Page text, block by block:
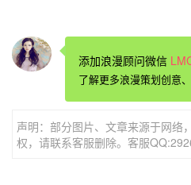
求婚的方式有很多种，在餐厅
个理由，选一家高档的、安静
置，串通好服务员。你可以提
方式来打动女孩，一般在餐厅
者是小提琴师为你们演奏一曲
添加浪漫顾问微信
了解更多浪漫策划创意
声明：部分图片、文章来源于网络
权，请联系客服删除。客服